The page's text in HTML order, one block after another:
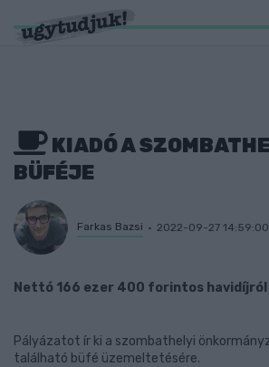
KIADÓ A
BÜFÉJE
Farkas Bazsi 2022-09-27 14:59:00
Nettó 166 ezer 400 forintos
Pályázatot ír ki a szombathelyi
található büfé üzemeltetésére.